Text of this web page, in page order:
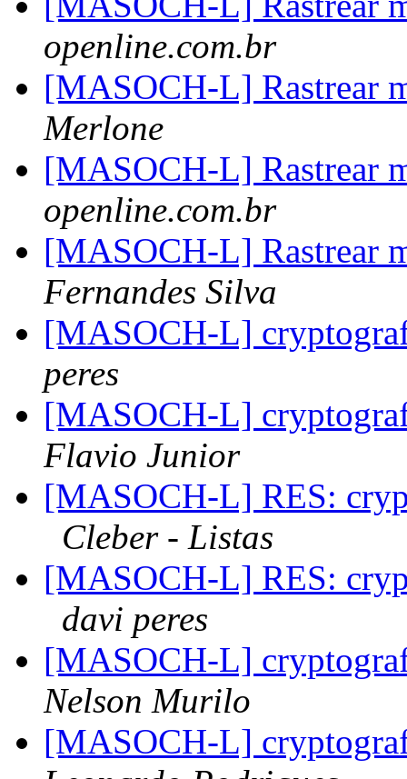
openline.com.br
[MASOCH-L] Rastrear
Merlone
[MASOCH-L] Rastrear
openline.com.br
[MASOCH-L] Rastrear
Fernandes Silva
[MASOCH-L]
peres
[MASOCH-L]
Flavio Junior
[MASOCH-L] RES:
Cleber - Listas
[MASOCH-L] RES:
davi peres
[MASOCH-L]
Nelson Murilo
[MASOCH-L]